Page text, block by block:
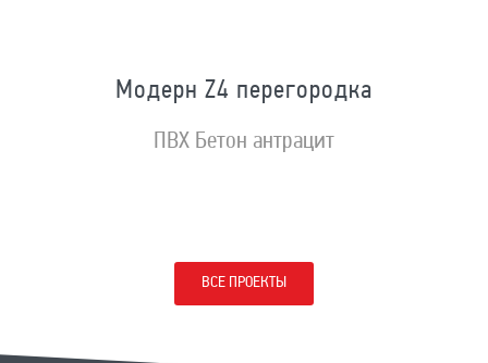
Модерн Z4 перегородка
ПВХ Бетон антрацит
ВСЕ ПРОЕКТЫ